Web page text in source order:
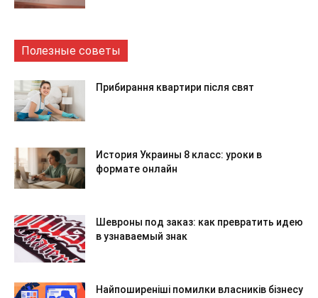
Полезные советы
Прибирання квартири після свят
История Украины 8 класс: уроки в
формате онлайн
Шевроны под заказ: как превратить идею
в узнаваемый знак
Найпоширеніші помилки власників бізнесу